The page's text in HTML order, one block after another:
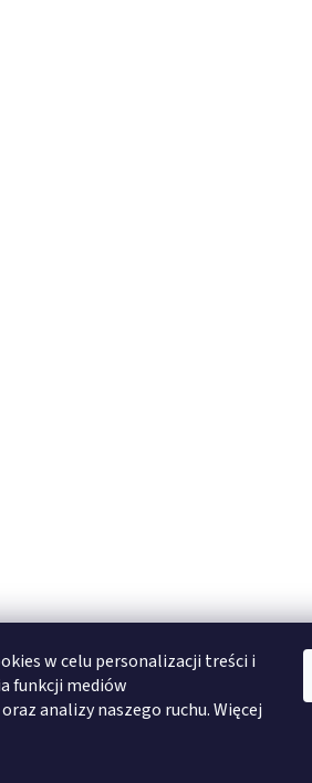
w celu personalizacji treści i
funkcji mediów
analizy naszego ruchu. Więcej
Terms and conditions Obchodní podmínky
Podmínky ochrany osobních údajů